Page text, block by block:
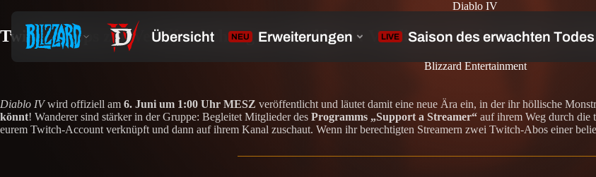
Diablo IV
Twitch-Drops zur Veröffentlichung von Diablo IV: Verdient euch das Reittier
Blizzard Entertainment
Diablo IVwird offiziell am 6. Juni um 1:00 Uhr MESZ veröffentlicht und läutet damit eine neue Ära ein, in der ihr höllische
könnt! Wanderer sind stärker in der Gruppe: Begleitet Mitglieder des Programms „Support a Streamer“ auf ihrem Weg durch die
eurem Twitch-Account verknüpft und dann auf ihrem Kanal zuschaut. Wenn ihr berechtigten Streamern zwei Twitch-Abos einer